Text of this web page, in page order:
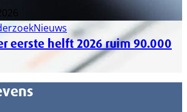
Nieuws
eerste helft 2026 ruim 90.000